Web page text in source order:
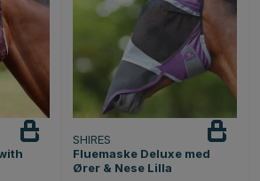
SHIRES
Fluemaske Deluxe med
Ører & Nese Lilla